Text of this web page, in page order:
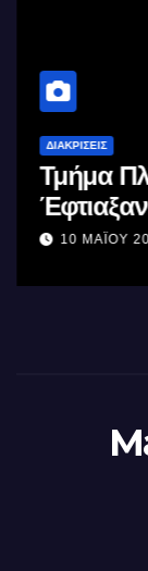
ΔΙΑΚΡΊΣΕΙΣ
Τμήμα
10 ΜΑΪ́ΟΥ